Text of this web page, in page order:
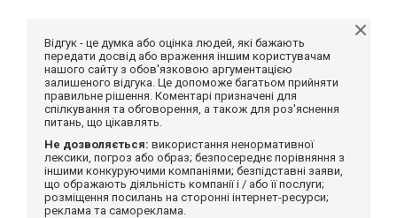
Відгук - це думка або оцінка людей, які бажають
передати досвід або враження іншим користувачам
нашого сайту з обов'язковою аргументацією
залишеного відгука. Це допоможе багатьом прийняти
правильне рішення. Коментарі призначені для
спілкування та обговорення, а також для роз'яснення
питань, що цікавлять.
Не дозволяється: використання ненормативної
лексики, погроз або образ; безпосереднє порівняння з
іншими конкуруючими компаніями; безпідставні заяви,
що ображають діяльність компанії і / або її послуги;
розміщення посилань на сторонні інтернет-ресурси;
реклама та самореклама.